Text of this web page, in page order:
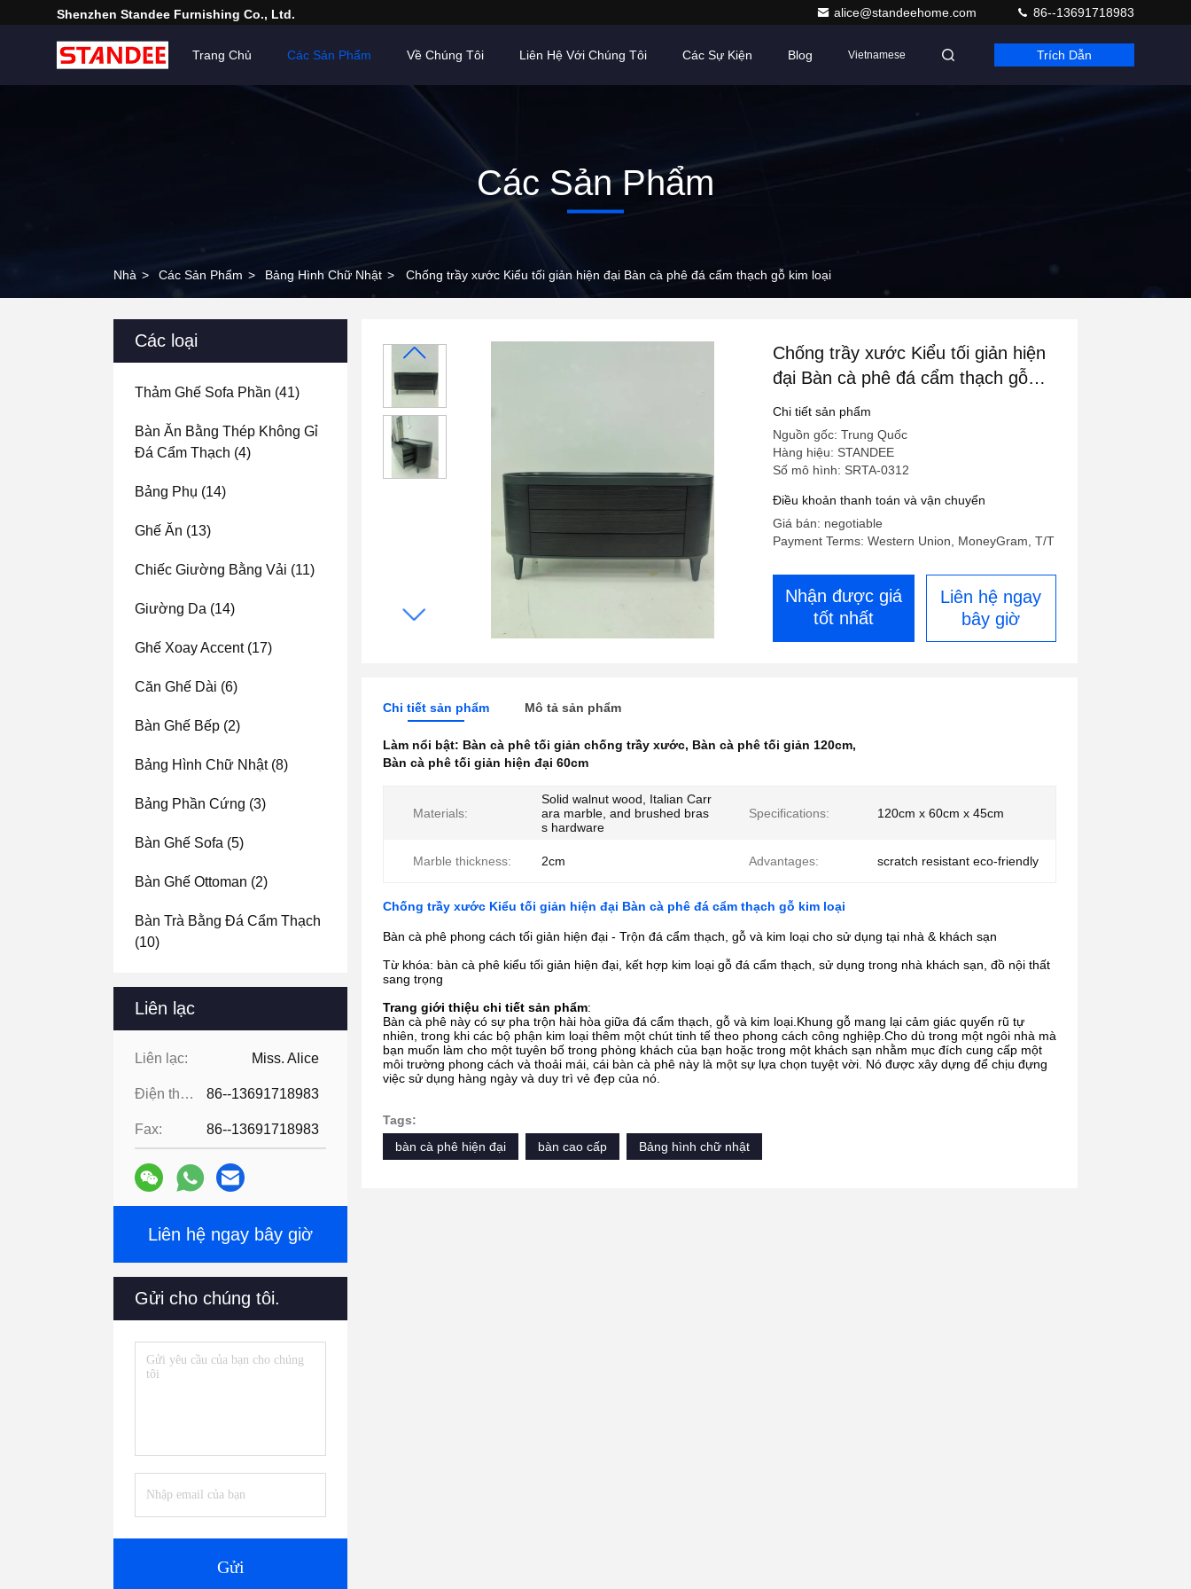
Shenzhen Standee Furnishing Co., Ltd. alice@standeehome.com 86--13691718983
Trang Chủ Các Sản Phẩm Về Chúng Tôi Liên Hệ Với Chúng Tôi Các Sự Kiện Blog Vietnamese Trích Dẫn
Các Sản Phẩm
Nhà > Các Sản Phẩm > Bảng Hình Chữ Nhật > Chống trầy xước Kiểu tối giản hiện đại Bàn cà phê đá cẩm thạch gỗ kim loại
Các loại
Thảm Ghế Sofa Phần (41)
Bàn Ăn Bằng Thép Không Gỉ
Đá Cẩm Thạch (4)
Bảng Phụ (14)
Ghế Ăn (13)
Chiếc Giường Bằng Vải (11)
Giường Da (14)
Ghế Xoay Accent(17)
Căn Ghế Dài (6)
Bàn Ghế Bếp (2)
Bảng Hình Chữ Nhật(8)
Bảng Phần Cứng (3)
Bàn Ghế Sofa (5)
Bàn Ghế Ottoman (2)
Bàn Trà Bằng Đá Cẩm Thạch
(10)
Liên lạc
Liên lạc: Miss. Alice
Điện thoại: 86--13691718983
Fax: 86--13691718983
Liên hệ ngay bây giờ
Gửi cho chúng tôi.
Gửi
Chống trầy xước Kiểu tối giản hiện
đại Bàn cà phê đá cẩm thạch gỗ
kim loại
Chi tiết sản phẩm
Nguồn gốc: Trung Quốc
Hàng hiệu: STANDEE
Số mô hình: SRTA-0312
Điều khoản thanh toán và vận chuyển
Giá bán: negotiable
Payment Terms: Western Union, MoneyGram, T/T
Nhận được giá
tốt nhất
Liên hệ ngay
bây giờ
Chi tiết sản phẩm Mô tả sản phẩm
Làm nổi bật: Bàn cà phê tối giản chống trầy xước, Bàn cà phê tối giản 120cm,
Bàn cà phê tối giản hiện đại 60cm
Materials:
Solid walnut wood, Italian Carr
ara marble, and brushed bras
s hardware
Specifications: 120cm x 60cm x 45cm
Marble thickness: 2cm Advantages: scratch resistant eco-friendly
Chống trầy xước Kiểu tối giản hiện đại Bàn cà phê đá cẩm thạch gỗ kim loại
Bàn cà phê phong cách tối giản hiện đại - Trộn đá cẩm thạch, gỗ và kim loại cho sử dụng tại nhà & khách sạn
Từ khóa: bàn cà phê kiểu tối giản hiện đại, kết hợp kim loại gỗ đá cẩm thạch, sử dụng trong nhà khách sạn, đồ nội thất
sang trọng
Trang giới thiệu chi tiết sản phẩm:
Bàn cà phê này có sự pha trộn hài hòa giữa đá cẩm thạch, gỗ và kim loại.Khung gỗ mang lại cảm giác quyến rũ tự
nhiên, trong khi các bộ phận kim loại thêm một chút tinh tế theo phong cách công nghiệp.Cho dù trong một ngôi nhà mà
bạn muốn làm cho một tuyên bố trong phòng khách của bạn hoặc trong một khách sạn nhằm mục đích cung cấp một
môi trường phong cách và thoải mái, cái bàn cà phê này là một sự lựa chọn tuyệt vời. Nó được xây dựng để chịu đựng
việc sử dụng hàng ngày và duy trì vẻ đẹp của nó.
Tags:
bàn cà phê hiện đại
bàn cao cấp Bảng hình chữ nhật